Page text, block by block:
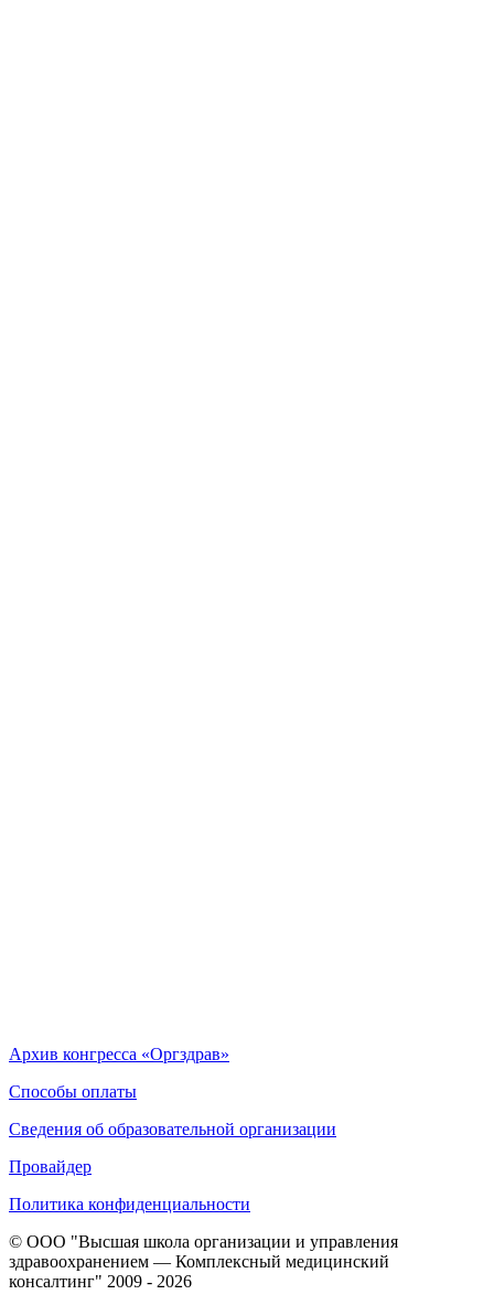
Архив конгресса «Оргздрав»
Способы оплаты
Сведения об образовательной организации
Провайдер
Политика конфиденциальности
© ООО "Высшая школа организации и управления
здравоохранением — Комплексный медицинский
консалтинг" 2009 - 2026